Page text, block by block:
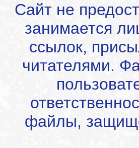
Сайт не
занимается
ссылок,
читателями.
файлы,